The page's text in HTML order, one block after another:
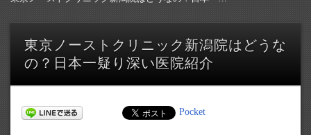
東京ノーストクリニック新潟院はどうな
の？日本一疑り深い医院紹介
Pocket